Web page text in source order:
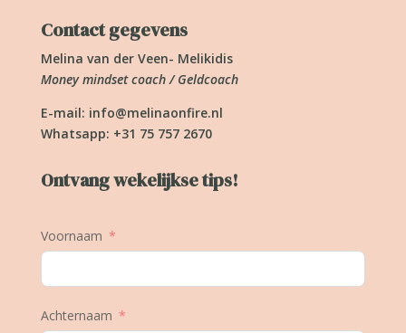
Contact gegevens
Melina van der Veen- Melikidis
Money mindset coach / Geldcoach
E-mail: info@melinaonfire.nl
Whatsapp: +31 75 757 2670
Ontvang wekelijkse tips!
Voornaam
Achternaam